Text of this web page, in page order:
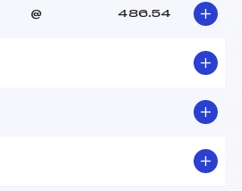
@ 486.54